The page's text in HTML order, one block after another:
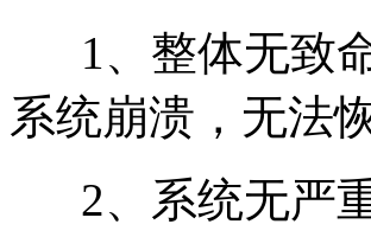
1、整体无致命
系统崩溃，无法
2、系统无严重